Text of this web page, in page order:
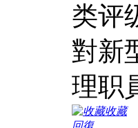
类评
對新
理职
收藏
回復